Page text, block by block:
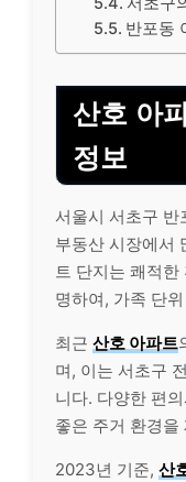
반포동
산호 아
정보
서울시 서초구 반
부동산 시장에서
트 단지는 쾌적한
명하여, 가족 단
최근 산호 아파트
며, 이는 서초구
니다. 다양한 편
좋은 주거 환경을
2023년 기준, 산